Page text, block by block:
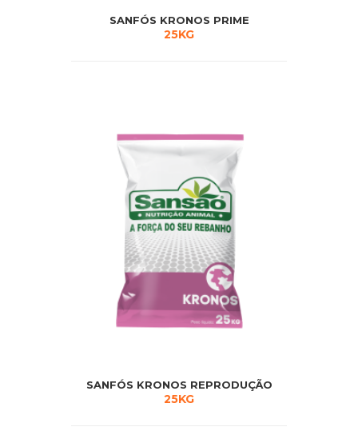
SANFÓS KRONOS PRIME
25KG
SANFÓS KRONOS REPRODUÇÃO
25KG